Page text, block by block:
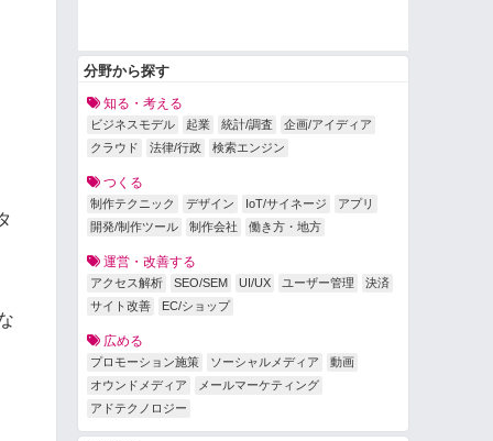
分野から探す
知る・考える
ビジネスモデル 起業 統計/調査
企画/アイディア
クラウド
法律/行政 検索エンジン
つくる
制作テクニック デザイン IoT/サイネージ
アプリ
開発/制作ツール
制作会社 働き方・地方
運営・改善する
アクセス解析 SEO/SEM UI/UX ユーザー管理
決済
サイト改善
EC/ショップ
広める
プロモーション施策 ソーシャルメディア
動画
オウンドメディア
メールマーケティング
アドテクノロジー